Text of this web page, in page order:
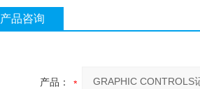
产品咨询
产品：